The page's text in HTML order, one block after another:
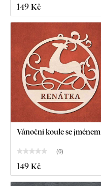
149 Kč
Vánoční koule se jménem
(0)
149 Kč